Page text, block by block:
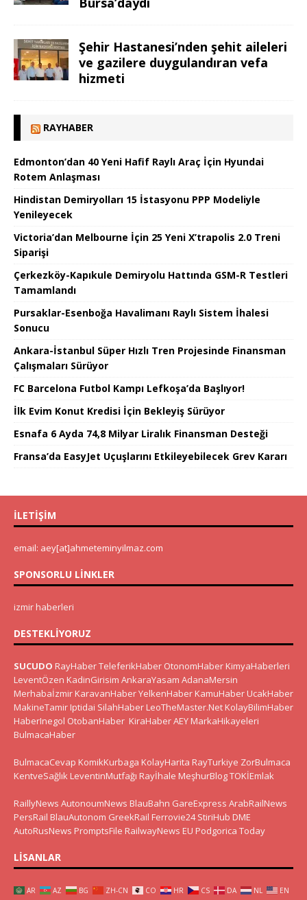
Şehir Hastanesi’nden şehit aileleri
ve gazilere duygulandıran vefa
hizmeti
RAYHABER
Edmonton’dan 40 Yeni Hafif Raylı Araç İçin Hyundai
Rotem Anlaşması
Hindistan Demiryolları 15 İstasyonu PPP Modeliyle
Yenileyecek
Victoria’dan Melbourne İçin 25 Yeni X’trapolis 2.0 Treni
Siparişi
Çerkezköy-Kapıkule Demiryolu Hattında GSM-R Testleri
Tamamlandı
Pursaklar-Esenboğa Havalimanı Raylı Sistem İhalesi
Sonucu
Ankara-İstanbul Süper Hızlı Tren Projesinde Finansman
Çalışmaları Sürüyor
FC Barcelona Futbol Kampı Lefkoşa’da Başlıyor!
İlk Evim Konut Kredisi İçin Bekleyiş Sürüyor
Esnafa 6 Ayda 74,8 Milyar Liralık Finansman Desteği
Fransa’da EasyJet Uçuşlarını Etkileyebilecek Grev Kararı
İLETIŞIM
email: aey[at]ahmeteminyilmaz.com
SPONSORLU LINKLER
izmir haberleri
DESTEKLIYORUZ
SUCUDO RayHaberTeleferikHaber OtonomHaber KimyaHaberleri
LeventÖzen KadinGirisim AnkaraYasam AdanaMersin
Merhabaİzmir KaravanHaberYelkenHaber KamuHaber UcakHaber
MakineTamir Iptidai SilahHaber LeoTheMaster.Net KolayBilimHaber
HaberInegol OtobanHaber KiraHaberAEY MarkaHikayeleri
BulmacaHaber
BulmacaCevap KomikKurbaga KolayHarita RayTurkiye ZorBulmaca
KentveSağlık LeventinMutfağı Rayİhale MeşhurBlogTOKİEmlak
RaillyNews AutonoumNews BlauBahn GareExpress ArabRailNews
PersRail BlauAutonom GreekRail Ferrovie24 StiriHub DME
AutoRusNews PromptsFile RailwayNews EU Podgorica Today
LISANLAR
AR AZ BG ZH-CN CO HR CS DA NL
EN